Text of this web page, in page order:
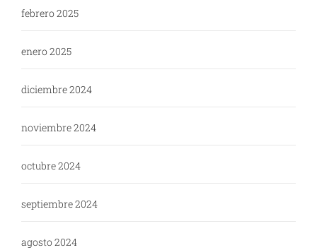
febrero 2025
enero 2025
diciembre 2024
noviembre 2024
octubre 2024
septiembre 2024
agosto 2024